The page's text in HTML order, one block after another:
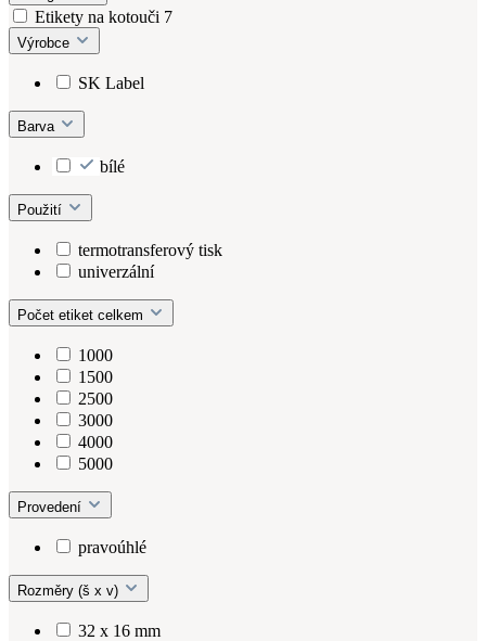
Etikety na kotouči 7
Výrobce
SK Label
Barva
bílé
Použití
termotransferový tisk
univerzální
Počet etiket celkem
1000
1500
2500
3000
4000
5000
Provedení
pravoúhlé
Rozměry (š x v)
32 x 16 mm